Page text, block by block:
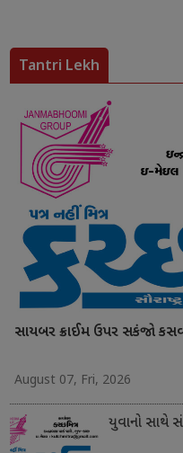
Tantri Lekh
સાયબર ક્રાઈમ ઉપર સકંજો
August 07, Fri, 2026
યુવાનો સાથે